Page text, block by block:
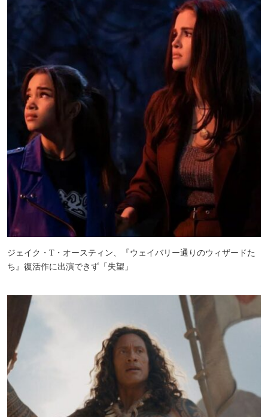
ジェイク・T・オースティン、『ウェイバリー通りのウィザードた
ち』復活作に出演できず「失望」